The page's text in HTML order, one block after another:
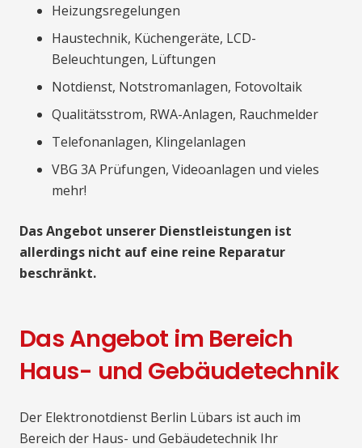
Heizungsregelungen
Haustechnik, Küchengeräte, LCD-
Beleuchtungen, Lüftungen
Notdienst, Notstromanlagen, Fotovoltaik
Qualitätsstrom, RWA-Anlagen, Rauchmelder
Telefonanlagen, Klingelanlagen
VBG 3A Prüfungen, Videoanlagen und vieles
mehr!
Das Angebot unserer Dienstleistungen ist
allerdings nicht auf eine reine Reparatur
beschränkt.
Das Angebot im Bereich
Haus- und Gebäudetechnik
Der Elektronotdienst Berlin Lübars ist auch im
Bereich der Haus- und Gebäudetechnik Ihr